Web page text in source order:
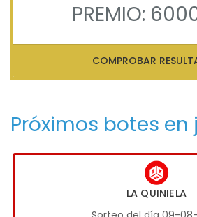
PREMIO:
COMPROBAR
Próximos botes en
LA QUINIELA